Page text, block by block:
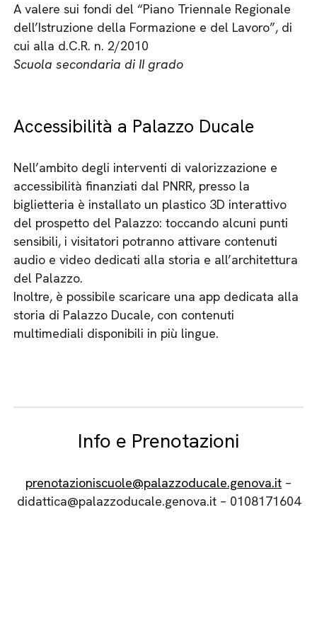
A valere sui fondi del “Piano Triennale Regionale
dell’Istruzione della Formazione e del Lavoro”, di
cui alla d.C.R. n. 2/2010
Scuola secondaria di II grado
Accessibilità a Palazzo Ducale
Nell’ambito degli interventi di valorizzazione e
accessibilità finanziati dal PNRR, presso la
biglietteria è installato un plastico 3D interattivo
del prospetto del Palazzo: toccando alcuni punti
sensibili, i visitatori potranno attivare contenuti
audio e video dedicati alla storia e all’architettura
del Palazzo.
Inoltre, è possibile scaricare una app dedicata alla
storia di Palazzo Ducale, con contenuti
multimediali disponibili in più lingue.
Info e Prenotazioni
prenotazioniscuole@palazzoducale.genova.it –
didattica@palazzoducale.genova.it – 0108171604